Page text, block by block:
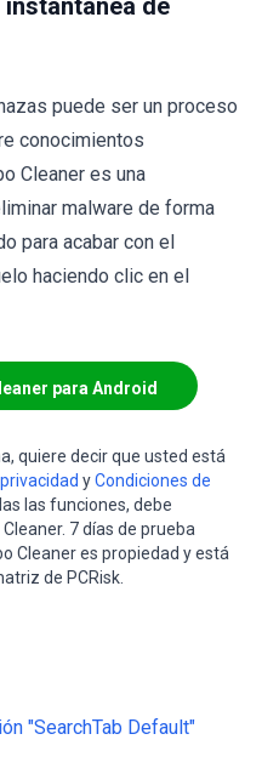
de
puede ser un proceso
conocimientos
Cleaner es una
malware de forma
para acabar con el
haciendo clic en el
para Android
quiere decir que usted está
yCondiciones de
las funciones, debe
7 días de prueba
Cleaner es propiedad y está
de PCRisk.
"SearchTab Default"